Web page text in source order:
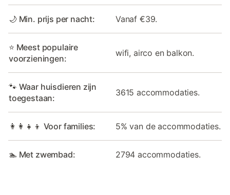
🌙 Min. prijs per nacht: Vanaf €39.
⭐ Meest populaire
voorzieningen:
wifi, airco en balkon.
🐾 Waar huisdieren zijn
toegestaan:
3615 accommodaties.
👩‍👩‍👧‍👦 Voor families: 5% van de accommodaties.
🏊 Met zwembad: 2794 accommodaties.